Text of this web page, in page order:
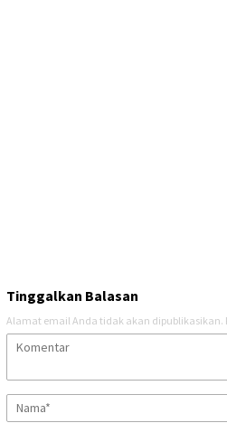
Tinggalkan Balasan
Alamat email Anda tidak akan dipublikasikan.